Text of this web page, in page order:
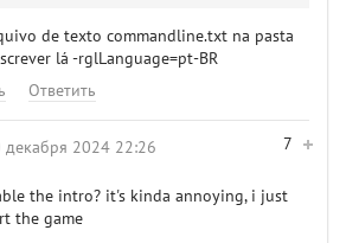
de texto commandline.txt na pasta
lá -rglLanguage=pt-BR
Ответить
7
декабря 2024 22:26
the intro? it's kinda annoying, i just
the game